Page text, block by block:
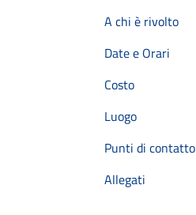
A chi è rivolto
Date e Orari
Costo
Luogo
Punti di contatto
Allegati